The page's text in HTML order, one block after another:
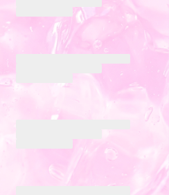
ミークレール シリコーン ハイドロゲ
ル／シリコン（MiClair silicone
hydrogel）
しらんぷりグレー
1箱10枚入り
デューリット シリコーン ハイドロゲ
ル／シリコン（Dewlit silicone
hydrogel）
ベージュデュー【回らない水光】
ワンデー
1箱10枚入り
着色 13.6mm
±0.00〜-10.00
BC 8.7mm
ポスト投函
(税込)
トパーズ シリコーン ハイドロゲル／
シリコン（TOPARDS silicone
hydrogel）
ナチュベイビーエスプレッソ
1箱10枚入り
着色 13.2mm
ポスト投函